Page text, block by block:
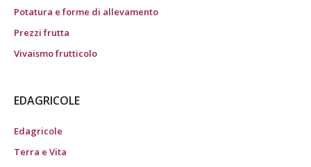
Potatura e forme di allevamento
Prezzi frutta
Vivaismo frutticolo
EDAGRICOLE
Edagricole
Terra e Vita